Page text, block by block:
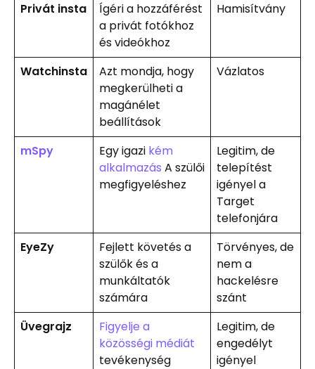
Privát insta
Ígéri a hozzáférést
a privát fotókhoz
és videókhoz
Hamisítvány
Watchinsta
Azt mondja, hogy
megkerülheti a
magánélet
beállítások
Vázlatos
mSpy Egy igazi kém
alkalmazás A szülői
megfigyeléshez
Legitim, de
telepítést
igényel a
Target
telefonjára
EyeZy
Fejlett követés a
szülők és a
munkáltatók
számára
Törvényes, de
nem a
hackelésre
szánt
Üvegrajz
Figyelje a
közösségi médiát
tevékenység
Legitim, de
engedélyt
igényel